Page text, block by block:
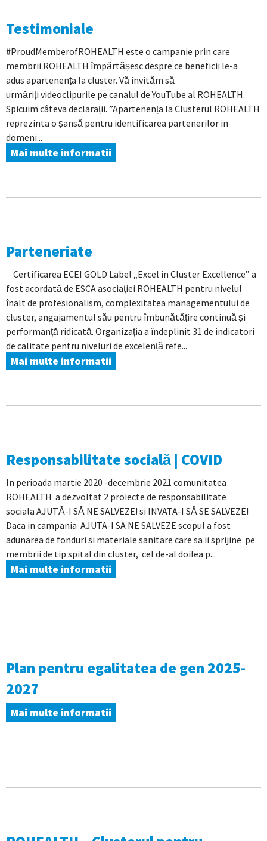
Testimoniale
#ProudMemberofROHEALTH este o campanie prin care
membrii ROHEALTH împărtășesc despre ce beneficii le-a
adus apartenența la cluster. Vă invităm să
urmăriți videoclipurile pe canalul de YouTube al ROHEALTH.
Spicuim câteva declarații. ”Apartenența la Clusterul ROHEALTH
reprezinta o șansă pentru identificarea partenerilor in
domeni...
Mai multe informatii
Parteneriate
Certificarea ECEI GOLD Label „Excel in Cluster Excellence” a
fost acordată de ESCA asociației ROHEALTH pentru nivelul
înalt de profesionalism, complexitatea managementului de
cluster, angajamentul său pentru îmbunătățire continuă și
performanță ridicată. Organizația a îndeplinit 31 de indicatori
de calitate pentru niveluri de excelență refe...
Mai multe informatii
Responsabilitate socială | COVID
In perioada martie 2020 -decembrie 2021 comunitatea
ROHEALTH a dezvoltat 2 proiecte de responsabilitate
sociala AJUTĂ-I SĂ NE SALVEZE! si INVATA-I SĂ SE SALVEZE!
Daca in campania AJUTA-I SA NE SALVEZE scopul a fost
adunarea de fonduri si materiale sanitare care sa ii sprijine pe
membrii de tip spital din cluster, cel de-al doilea p...
Mai multe informatii
Plan pentru egalitatea de gen 2025-
2027
Mai multe informatii